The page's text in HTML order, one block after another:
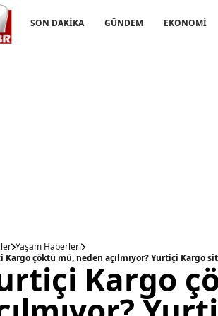
SON DAKİKA GÜNDEM EKONOMİ
Yaşam Haberleri
Kargo çöktü mü, neden açılmıyor? Yurtiçi Kargo
Kargo